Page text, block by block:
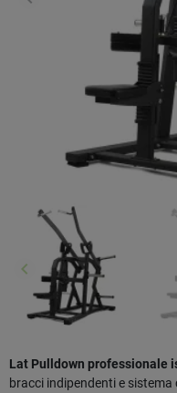
Precedente
Precedente
keyboard_arrow_left
Lat Pulldown professionale
bracci indipendenti e